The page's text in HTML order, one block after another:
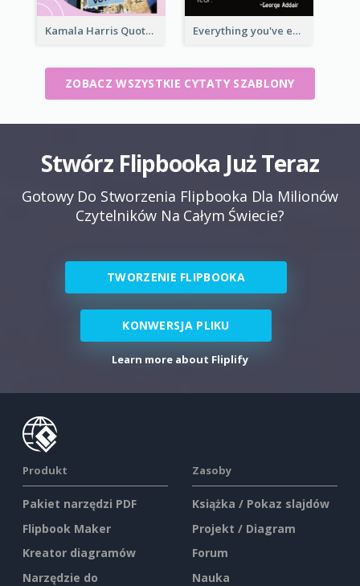
Kamala Harris Quote Everything you've ever wanted is on the other side of fear.-George Addair
ZOBACZ WSZYSTKIE CYTATY SZABLONY
Stwórz Flipbooka Już Teraz
Gotowy Do Stworzenia Flipbooka Dla Milionów
Czytelników Na Całym Świecie?
TWORZENIE FLIPBOOKA
KONWERSJA PLIKU
Learn more about Fliplify
Produkt
Pakiet narzędzi PDF
Flipbook Maker
Kreator diagramów
Narzędzie do
Zasoby
Książka / Pokaz slajdów
Projekt / Diagram
Forum
Nauka